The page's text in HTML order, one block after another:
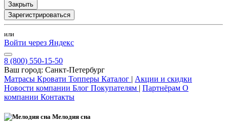
Закрыть
Зарегистрироваться
или
Войти через Яндекс
8 (800) 550-15-50
Ваш город: Санкт-Петербург
Матрасы Кровати Топперы Каталог | Акции и скидки
Новости компании Блог Покупателям | Партнёрам О
компании Контакты
Мелодия сна